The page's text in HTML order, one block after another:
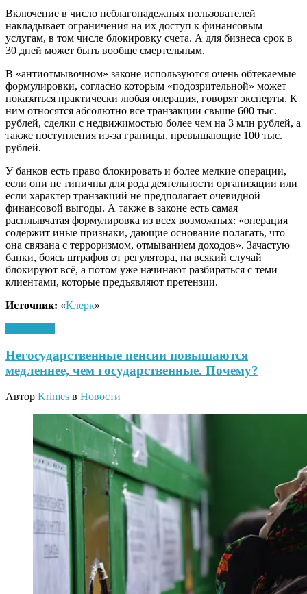
Включение в число неблагонадежных пользователей
накладывает ограничения на их доступ к финансовым
услугам, в том числе блокировку счета. А для бизнеса срок в
30 дней может быть вообще смертельным.
В «антиотмывочном» законе используются очень обтекаемые
формулировки, согласно которым «подозрительной» может
показаться практически любая операция, говорят эксперты. К
ним относятся абсолютно все транзакции свыше 600 тыс.
рублей, сделки с недвижимостью более чем на 3 млн рублей, а
также поступления из-за границы, превышающие 100 тыс.
рублей.
У банков есть право блокировать и более мелкие операции,
если они не типичны для рода деятельности организации или
если характер транзакций не предполагает очевидной
финансовой выгоды. А также в законе есть самая
расплывчатая формулировка из всех возможных: «операция
содержит иные признаки, дающие основание полагать, что
она связана с терроризмом, отмыванием доходов». Зачастую
банки, боясь штрафов от регулятора, на всякий случай
блокируют всё, а потом уже начинают разбираться с теми
клиентами, которые предъявляют претензии.
Источник: «Клерк»
Негосударственные пенсии повышаются
медленнее, чем государственные. Почему?
Автор Krimes в Новости